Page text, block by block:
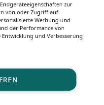
zur
von oder Zugriff auf
Werbung und
der Performance von
und Verbesserung